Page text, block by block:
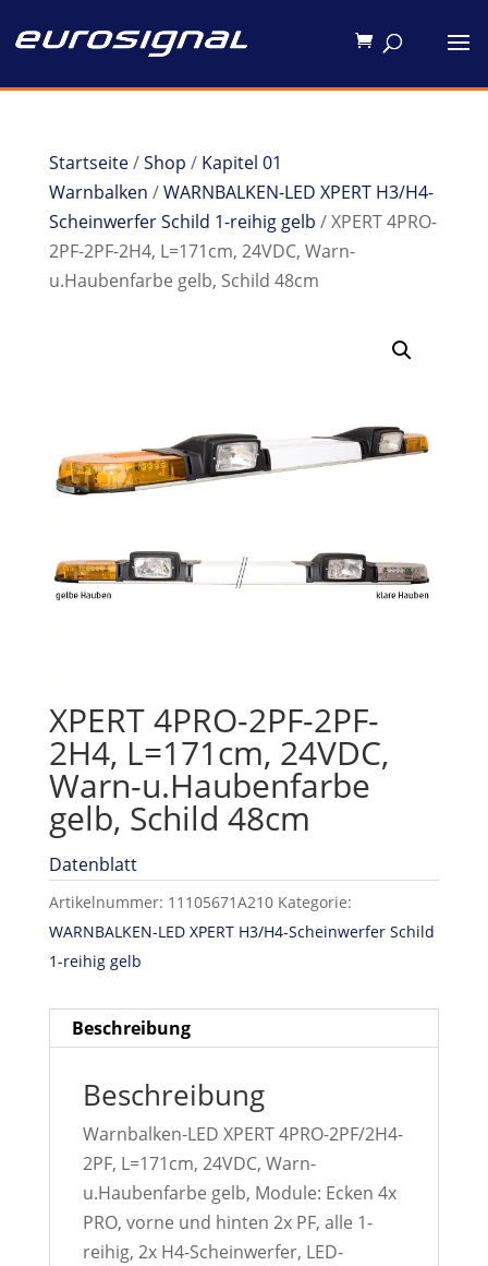
Startseite/Shop / Kapitel 01
Warnbalken /WARNBALKEN-LED XPERT H3/H4-
Scheinwerfer Schild 1-reihig gelb / XPERT 4PRO-
2PF-2PF-2H4, L=171cm, 24VDC, Warn-
u.Haubenfarbe gelb, Schild 48cm
XPERT 4PRO-2PF-2PF-
2H4, L=171cm, 24VDC,
Warn-u.Haubenfarbe
gelb, Schild 48cm
Datenblatt
Artikelnummer: 11105671A210 Kategorie:
WARNBALKEN-LED XPERT H3/H4-Scheinwerfer Schild
1-reihig gelb
Beschreibung
Beschreibung
Warnbalken-LED XPERT 4PRO-2PF/2H4-
2PF, L=171cm, 24VDC, Warn-
u.Haubenfarbe gelb, Module: Ecken 4x
PRO, vorne und hinten 2x PF, alle 1-
reihig, 2x H4-Scheinwerfer, LED-